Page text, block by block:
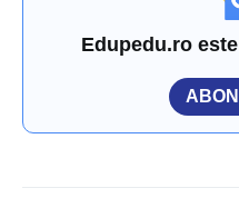
Edupedu.ro